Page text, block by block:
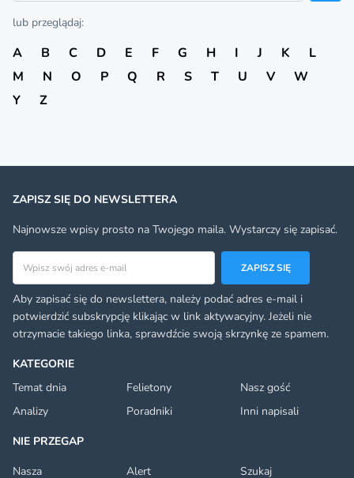
lub przeglądaj:
A B C D E F G H I J K
L
M
N O P Q R S T U V
W
Y
Z
KATEGORIE
Temat dnia
Felietony
Nasz gość
Analizy
Poradniki
Inni napisali
NIE PRZEGAP
Nasza
Alert Szukaj
ZAPISZ SIĘ DO NEWSLETTERA
Najnowsze wpisy prosto na Twojego maila. Wystarczy się zapisać.
Adres email
ZAPISZ SIĘ
Aby zapisać się do newslettera, należy podać adres e-mail i
potwierdzić subskrypcję klikając w link aktywacyjny. Jeżeli nie
otrzymacie takiego linka, sprawdźcie swoją skrzynkę ze spamem.